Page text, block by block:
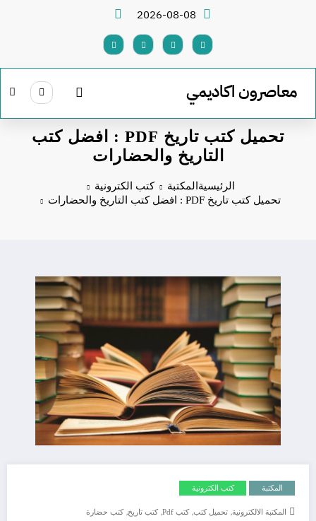
2026-08-08
معاصرون اكاديمي
تحميل كتب تاريخ PDF : افضل كتب
التاريخ والحضارات
الرئيسية المكتبة
كتب الكترونية
تحميل كتب تاريخ PDF : افضل كتب التاريخ والحضارات
المكتبة كتب الكترونية
المكتبة الالكترونية, تحميل كتب,كتب Pdf ,كتب تاريخ,كتب حضارة